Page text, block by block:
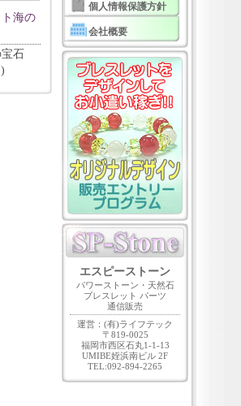
海の
石
個人情報保護方針
会社概要
エスピーストーン
パワーストーン・天然石
ブレスレット パーツ
通信販売
運営：(有)ライフテック
〒819-0025
福岡市西区石丸1-1-13
UMIBE姪浜南ビル 2F
TEL:092-894-2265